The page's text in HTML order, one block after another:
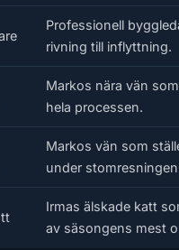
Professionell
rivning till inflyttning.
Markos nära vän
hela processen.
Markos vän som
under
Irmas älskade katt
av säsongens mest